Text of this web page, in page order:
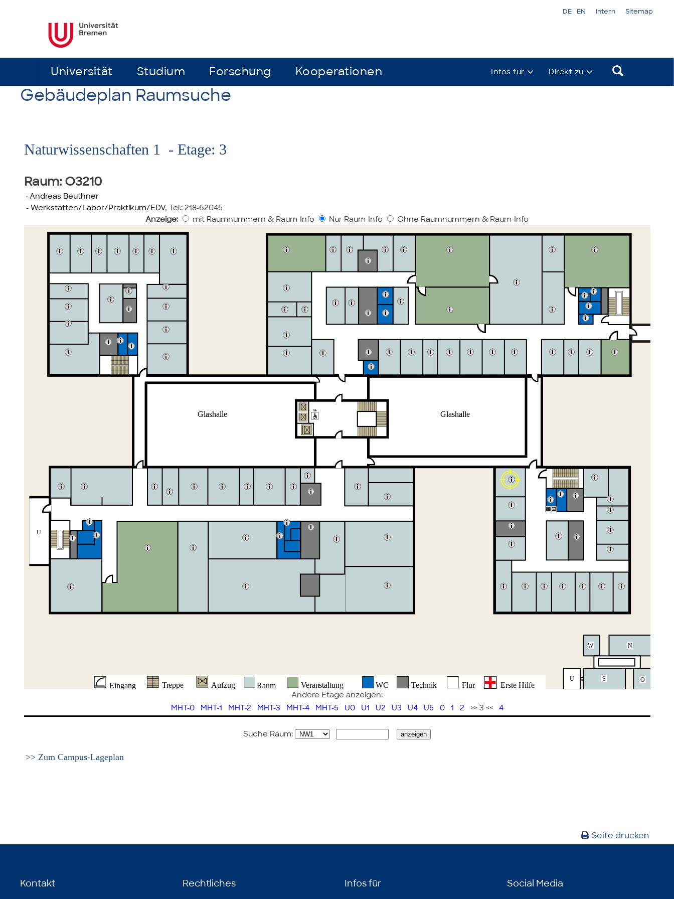
DE EN Intern Sitemap
Universität Studium Forschung Kooperationen
Universität Studium Forschung Kooperationen Direkt zu
Infos für
Gebäudeplan Raumsuche
Naturwissenschaften 1 - Etage: 3
Raum: O3210
· Andreas Beuthner
- Werkstätten/Labor/Praktikum/EDV, Tel.: 218-62045
Anzeige:
mit Raumnummern & Raum-Info Nur Raum-Info Ohne Raumnummern & Raum-Info
Andere Etage anzeigen:
MHT-0
MHT-1 MHT-2 MHT-3 MHT-4 MHT-5 U0 U1 U2 U3 U4 U5 0 1 2 >> 3 << 4
Suche Raum:
>> Zum Campus-Lageplan
Seite drucken
Kontakt Rechtliches Infos für Social Media